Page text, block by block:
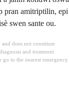
pran amitriptilin, epi
swen sante ou.
does not constitute
and treatment
to the nearest emergency